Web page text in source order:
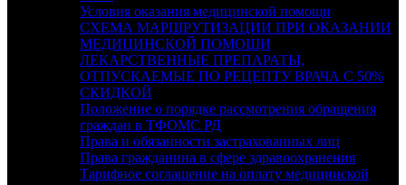
Условия оказания медицинской помощи
СХЕМА МАРШРУТИЗАЦИИ ПРИ ОКАЗАНИИ
МЕДИЦИНСКОЙ ПОМОЩИ
ЛЕКАРСТВЕННЫЕ ПРЕПАРАТЫ,
ОТПУСКАЕМЫЕ ПО РЕЦЕПТУ ВРАЧА С 50%
СКИДКОЙ
Положение о порядке рассмотрения обращения
граждан в ТФОМС РД
Права и обязанности застрахованных лиц
Права гражданина в сфере здравоохранения
Тарифное соглашение на оплату медицинской